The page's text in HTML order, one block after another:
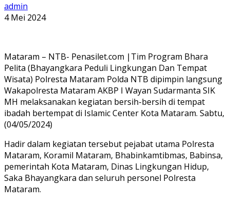
admin
4 Mei 2024
Mataram – NTB- Penasilet.com |Tim Program Bhara
Pelita (Bhayangkara Peduli Lingkungan Dan Tempat
Wisata) Polresta Mataram Polda NTB dipimpin langsung
Wakapolresta Mataram AKBP I Wayan Sudarmanta SIK
MH melaksanakan kegiatan bersih-bersih di tempat
ibadah bertempat di Islamic Center Kota Mataram. Sabtu,
(04/05/2024)
Hadir dalam kegiatan tersebut pejabat utama Polresta
Mataram, Koramil Mataram, Bhabinkamtibmas, Babinsa,
pemerintah Kota Mataram, Dinas Lingkungan Hidup,
Saka Bhayangkara dan seluruh personel Polresta
Mataram.